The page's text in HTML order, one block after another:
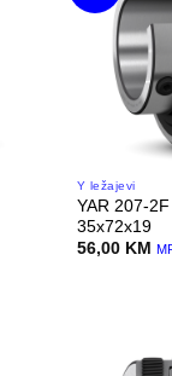
Y ležajevi
YAR 207-
35x72x19
56,00 KM